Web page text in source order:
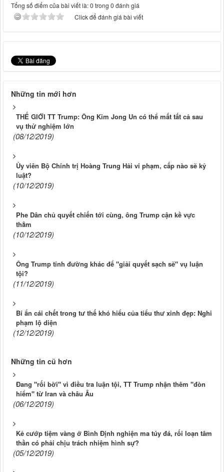
Tổng số điểm của bài viết là: 0 trong 0 đánh giá
Click để đánh giá bài viết
Những tin mới hơn
THẾ GIỚI TT Trump: Ông Kim Jong Un có thể mất tất cả sau
vụ thử nghiệm lớn
(08/12/2019)
Ủy viên Bộ Chính trị Hoàng Trung Hải vi phạm, cấp nào sẽ kỷ
luật?
(10/12/2019)
Phe Dân chủ quyết chiến tới cùng, ông Trump cận kề vực
thẳm
(10/12/2019)
Ông Trump tính đường khác để "giải quyết sạch sẽ" vụ luận
tội?
(11/12/2019)
Bí ẩn cái chết trong tư thế khó hiểu của tiểu thư xinh đẹp: Nghi
phạm lộ diện
(12/12/2019)
Những tin cũ hơn
Đang "rối bời" vì điều tra luận tội, TT Trump nhận thêm "đòn
hiểm" từ Iran và châu Âu
(06/12/2019)
Kẻ cướp tiệm vàng ở Bình Định nghiện ma túy đá, rối loạn tâm
thần có phải chịu trách nhiệm hình sự?
(05/12/2019)